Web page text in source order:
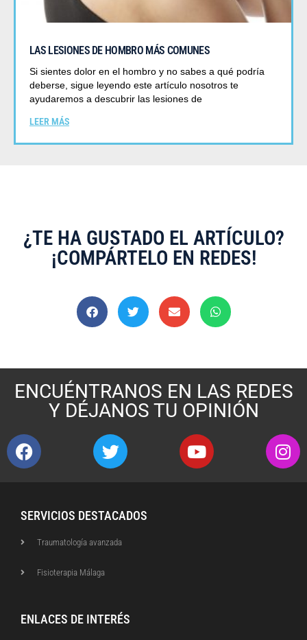
LAS LESIONES DE HOMBRO MÁS COMUNES
Si sientes dolor en el hombro y no sabes a qué podría
deberse, sigue leyendo este artículo nosotros te
ayudaremos a descubrir las lesiones de
LEER MÁS
¿TE HA GUSTADO EL ARTÍCULO?
¡COMPÁRTELO EN REDES!
ENCUÉNTRANOS EN LAS REDES
Y DÉJANOS TU OPINIÓN
SERVICIOS DESTACADOS
Traumatología avanzada
Fisioterapia Málaga
ENLACES DE INTERÉS